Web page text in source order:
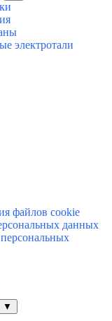
электротали
файлов cookie
данных
▼